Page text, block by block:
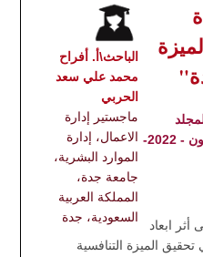
الباحث\أ‌. أفراح
محمد علي سعد
الحربي
ماجستير إدارة
الاعمال، إدارة
الموارد البشرية،
جامعة جدة،
المملكة العربية
السعودية، جدة
الخامس - الإصدار الثالث والأربعون - 2022-
ابعاد
الميزة التنافسية